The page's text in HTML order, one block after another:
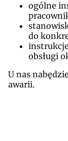
ogólne
do
obsługi
U nas
awarii.